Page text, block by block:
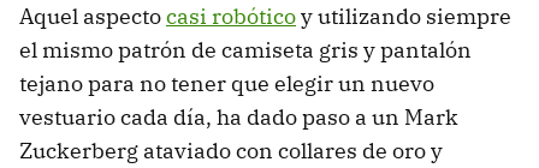
Aquel aspectocasi robóticoy utilizando siempre
el mismo patrón de camiseta gris y pantalón
tejano para no tener que elegir un nuevo
vestuario cada día, ha dado paso a un Mark
Zuckerberg ataviado con collares de oro y